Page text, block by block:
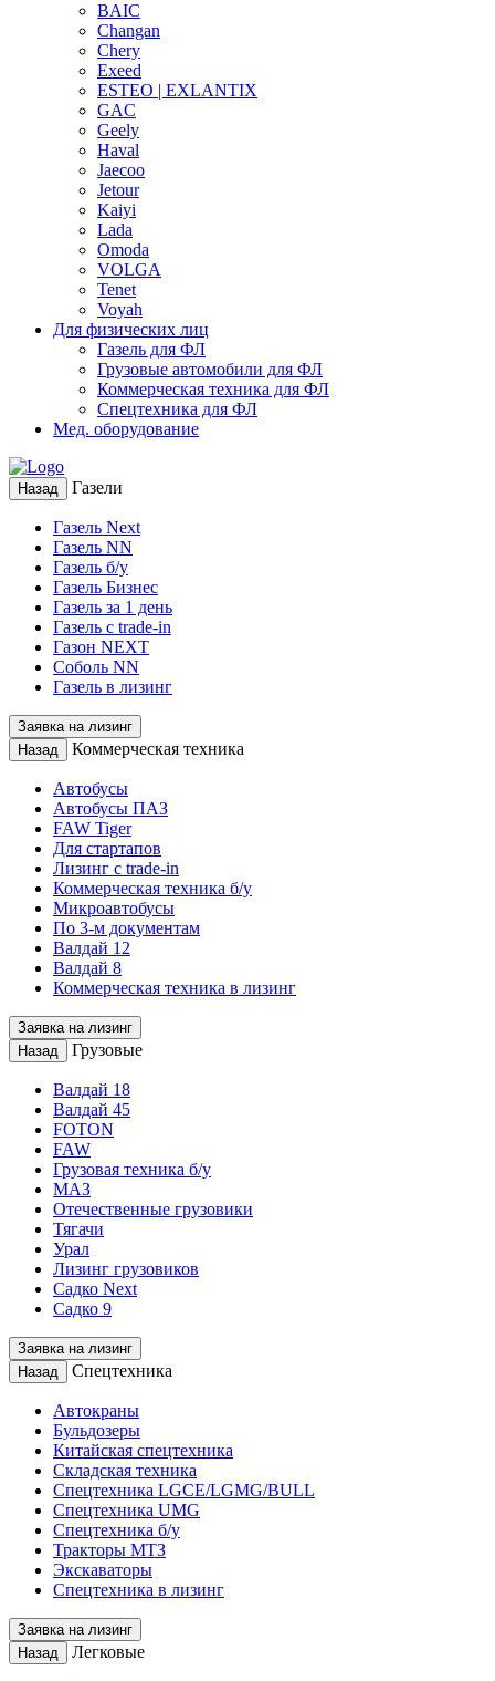
BAIC
Changan
Chery
Exeed
ESTEO | EXLANTIX
GAC
Geely
Haval
Jaecoo
Jetour
Kaiyi
Lada
Omoda
VOLGA
Tenet
Voyah
Для физических лиц
Газель для ФЛ
Грузовые автомобили для ФЛ
Коммерческая техника для ФЛ
Спецтехника для ФЛ
Мед. оборудование
Назад Газели
Газель Next
Газель NN
Газель б/у
Газель Бизнес
Газель за 1 день
Газель с trade-in
Газон NEXT
Соболь NN
Газель в лизинг
Заявка на лизинг
Назад
Коммерческая техника
Автобусы
Автобусы ПАЗ
FAW Tiger
Для стартапов
Лизинг с trade-in
Коммерческая техника б/у
Микроавтобусы
По 3-м документам
Валдай 12
Валдай 8
Коммерческая техника в лизинг
Заявка на лизинг
Назад
Грузовые
Валдай 18
Валдай 45
FOTON
FAW
Грузовая техника б/у
МАЗ
Отечественные грузовики
Тягачи
Урал
Лизинг грузовиков
Садко Next
Садко 9
Заявка на лизинг
Назад
Спецтехника
Автокраны
Бульдозеры
Китайская спецтехника
Складская техника
Спецтехника LGCE/LGMG/BULL
Спецтехника UMG
Спецтехника б/у
Тракторы МТЗ
Экскаваторы
Спецтехника в лизинг
Заявка на лизинг
Назад
Легковые